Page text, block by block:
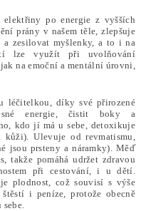
po energie z vyšších
prány v našem těle, zlepšuje
a zesilovat myšlenky, a to i na
lze využít při uvolňování
na emoční a mentální úrovni,
léčitelkou, díky své přirozené
energie, čistit boky a
kdo jí má u sebe, detoxikuje
kůži). Ulevuje od revmatismu,
jsou prsteny a náramky). Měď
takže pomáhá udržet zdravou
při cestování, i u dětí.
plodnost, což souvisí s výše
i peníze, protože obecně